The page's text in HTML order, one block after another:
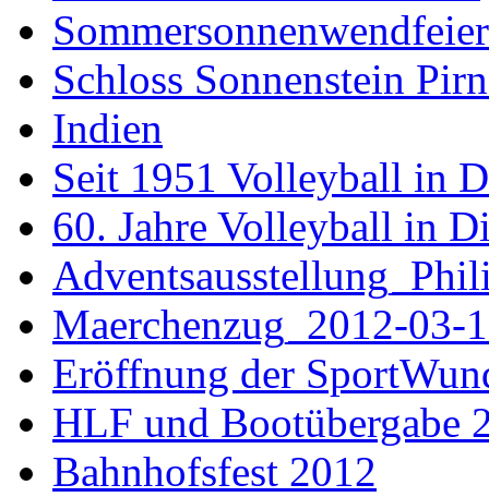
Schloss Sonnenstein
Indien
Seit 1951 Volleyball in
60. Jahre Volleyball in
Maerchenzug_2012-03-
Eröffnung der
HLF und Bootübergabe
Bahnhofsfest 2012